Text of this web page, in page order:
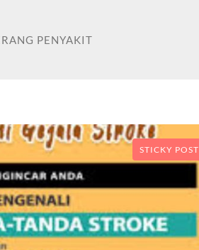
PENYAKIT
STICKY POST